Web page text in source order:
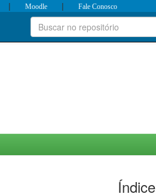
| Moodle | Fale Conosco
Índice